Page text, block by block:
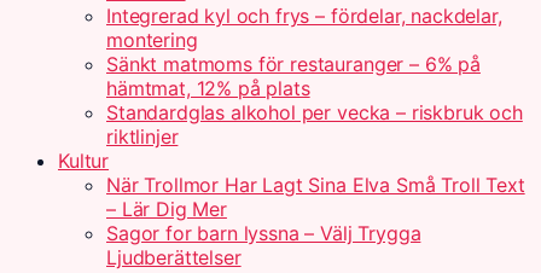
Integrerad kyl och frys – fördelar, nackdelar,
montering
Sänkt matmoms för restauranger – 6% på
hämtmat, 12% på plats
Standardglas alkohol per vecka – riskbruk och
riktlinjer
Kultur
När Trollmor Har Lagt Sina Elva Små Troll Text
– Lär Dig Mer
Sagor for barn lyssna – Välj Trygga
Ljudberättelser